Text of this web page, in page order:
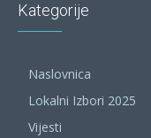
Kategorije
Naslovnica
Lokalni Izbori 2025
Vijesti